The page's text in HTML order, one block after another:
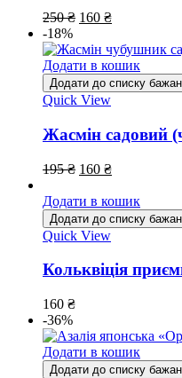
250₴ 160 ₴
-18%
Додати в кошик
Додати до списку
Quick View
Жасмін садовий
195₴ 160 ₴
Додати в кошик
Додати до списку
Quick View
Кольквіція
160 ₴
-36%
Додати в кошик
Додати до списку